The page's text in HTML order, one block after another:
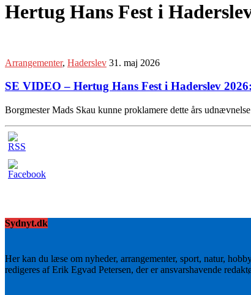
Hertug Hans Fest i
Arrangementer, Haderslev 31. maj 2026
SE VIDEO – Hertug Hans Fest i Haderslev
Borgmester Mads Skau kunne proklamere dette års
Sydnyt.dk
Her kan du læse om nyheder, arrangementer, sport, natur,
redigeres af Erik Egvad Petersen, der er ansvarshavende